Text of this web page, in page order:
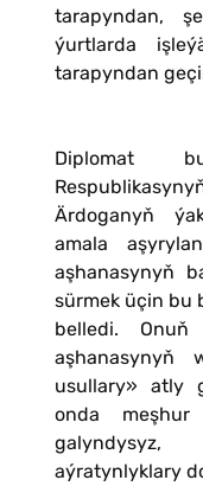
tarapyndan,
ýurtlarda
tarapyndan
Diplomat
Ärdoganyň
amala
aşhanasynyň
sürmek üçin bu
belledi. Onuň
aşhanasynyň
usullary» atly
onda
aýratynlyklary